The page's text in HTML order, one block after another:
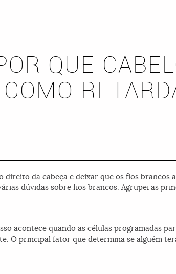
QUE
da cabeça e deixar que os fios brancos
dúvidas sobre fios brancos. Agrupei as
acontece quando as células programadas
O principal fator que determina se alguém